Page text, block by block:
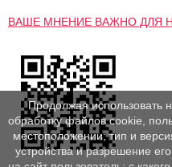
ВАШЕ МНЕНИЕ ВАЖНО ДЛЯ
Продолжая использовать
обработку файлов cookie,
местоположении; тип и
устройства и разрешение